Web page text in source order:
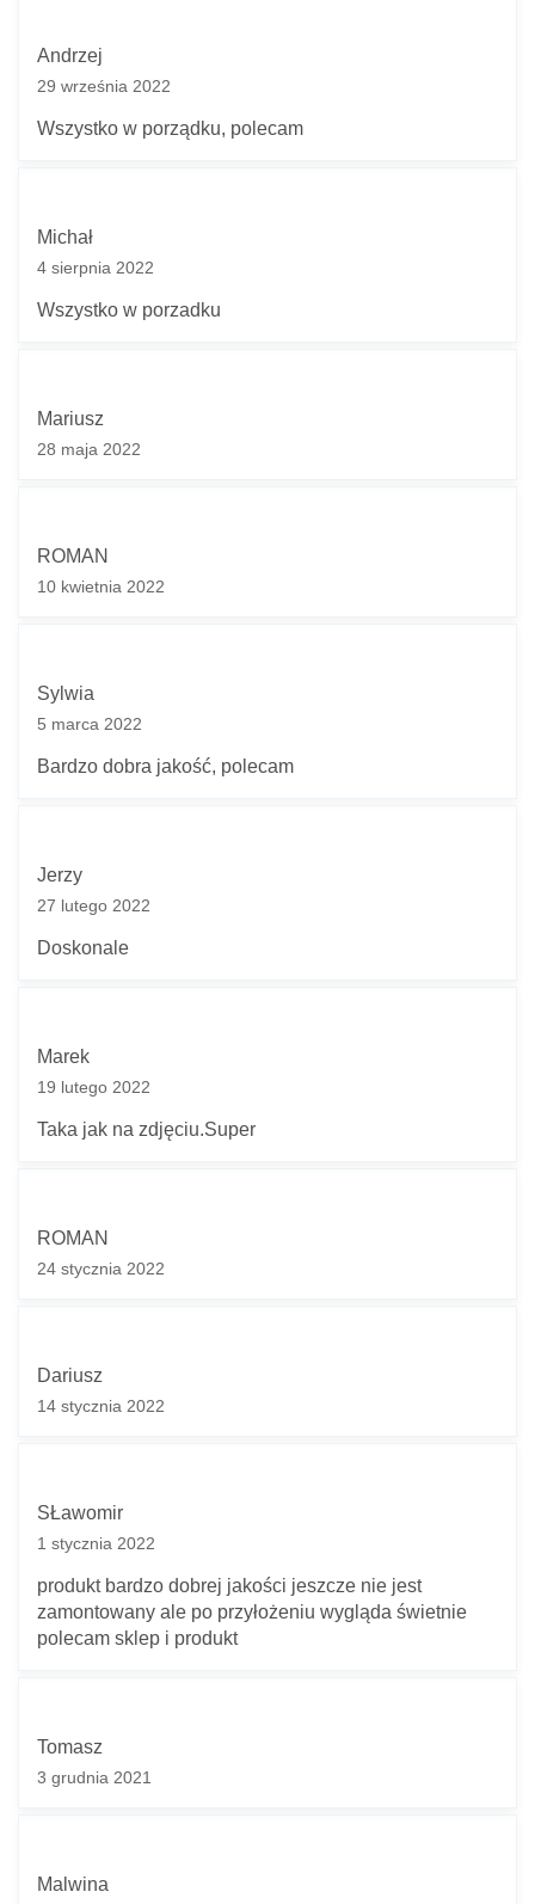
Andrzej
29 września 2022
Wszystko w porządku, polecam
Michał
4 sierpnia 2022
Wszystko w porzadku
Mariusz
28 maja 2022
ROMAN
10 kwietnia 2022
Sylwia
5 marca 2022
Bardzo dobra jakość, polecam
Jerzy
27 lutego 2022
Doskonale
Marek
19 lutego 2022
Taka jak na zdjęciu.Super
ROMAN
24 stycznia 2022
Dariusz
14 stycznia 2022
SŁawomir
1 stycznia 2022
produkt bardzo dobrej jakości jeszcze nie jest
zamontowany ale po przyłożeniu wygląda świetnie
polecam sklep i produkt
Tomasz
3 grudnia 2021
Malwina